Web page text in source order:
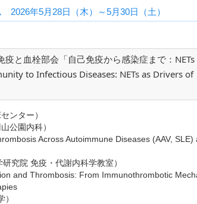
年5月28日（木）～5月30日（土）
と血栓部会「自己免疫から感染症まで：NETs
to Infectious Diseases: NETs as Drivers of
ンター）
園内科）
Across Autoimmune Diseases (AAV, SLE)
究院 免疫・代謝内科学教室）
and Thrombosis: From Immunothrombotic